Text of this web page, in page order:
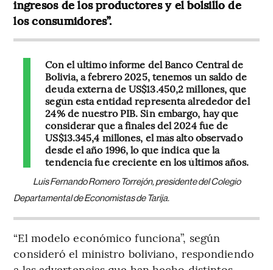
ingresos de los productores y el bolsillo de
los consumidores”.
Con el último informe del Banco Central de
Bolivia, a febrero 2025, tenemos un saldo de
deuda externa de US$13.450,2 millones, que
según esta entidad representa alrededor del
24% de nuestro PIB. Sin embargo, hay que
considerar que a finales del 2024 fue de
US$13.345,4 millones, el más alto observado
desde el año 1996, lo que indica que la
tendencia fue creciente en los últimos años.
Luis Fernando Romero Torrejón, presidente del Colegio
Departamental de Economistas de Tarija.
“El modelo económico funciona”, según
consideró el ministro boliviano, respondiendo